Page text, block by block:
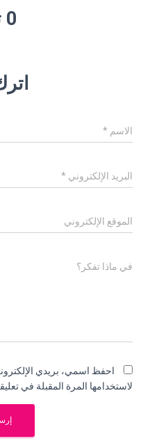
0 تعليق
الاسم *
البريد الإلكتروني *
الموقع الإلكتروني
في ماذا تفكر؟
احفظ اسمي، بريدي
لاستخدامها المرة المقبلة في